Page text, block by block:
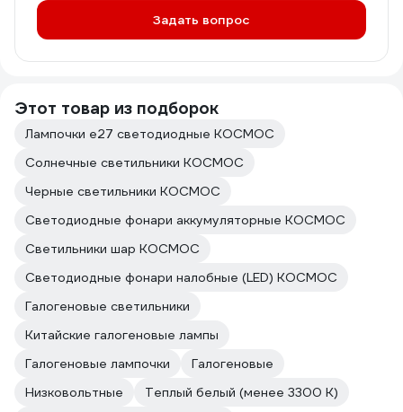
Задать вопрос
Этот товар из подборок
Лампочки е27 светодиодные КОСМОС
Солнечные светильники КОСМОС
Черные светильники КОСМОС
Светодиодные фонари аккумуляторные КОСМОС
Светильники шар КОСМОС
Светодиодные фонари налобные (LED) КОСМОС
Галогеновые светильники
Китайские галогеновые лампы
Галогеновые лампочки
Галогеновые
Низковольтные
Теплый белый (менее 3300 К)